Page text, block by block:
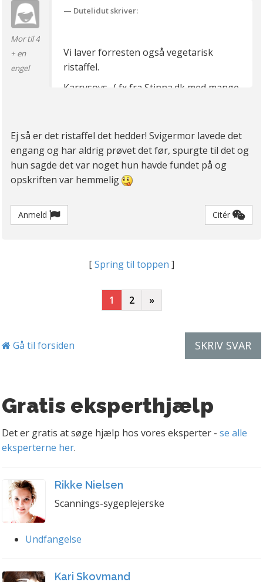
Mor til 4
+ en
engel
Dutelidut skriver:
Vi laver forresten også vegetarisk
ristaffel.
Karrysovs -( fx fra Stinna.dk med mange
man kender fra 90’erne. Agurk, salat,
tomat, bananer, ananas, peanuts,
kokos, rosiner, mangochutney, og så
rister vi kikærter som proteinkilde
(sammen med havreris og peanuts). Jeg
synes det er en hel genial ret, det
smager megagodt - og igen god til
Ej så er det ristaffel det hedder! Svigermor lavede det
engang og har aldrig prøvet det før, spurgte til det og
hun sagde det var noget hun havde fundet på og
opskriften var hemmelig
Anmeld Citér
[Spring til toppen ]
1 2 »
Gå til forsiden SKRIV SVAR
Gratis eksperthjælp
Det er gratis at søge hjælp hos vores eksperter - se alle
eksperterne her.
Rikke Nielsen
Scannings-sygeplejerske
Undfangelse
Kari Skovmand